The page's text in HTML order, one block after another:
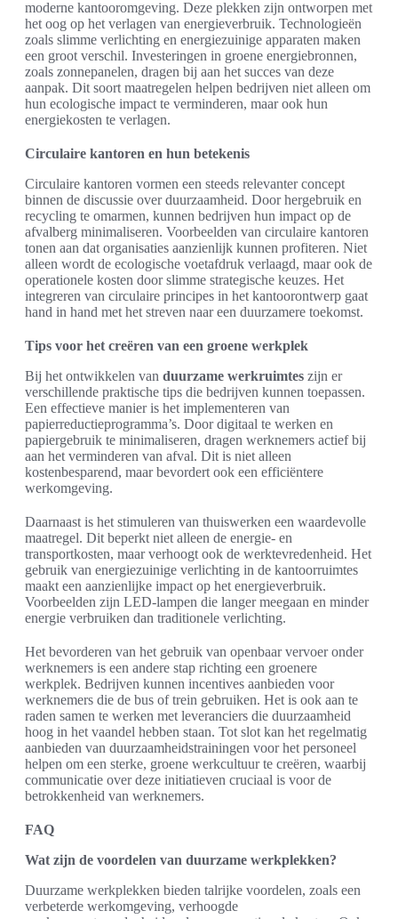
moderne kantooromgeving. Deze plekken zijn ontworpen met
het oog op het verlagen van energieverbruik. Technologieën
zoals slimme verlichting en energiezuinige apparaten maken
een groot verschil. Investeringen in groene energiebronnen,
zoals zonnepanelen, dragen bij aan het succes van deze
aanpak. Dit soort maatregelen helpen bedrijven niet alleen om
hun ecologische impact te verminderen, maar ook hun
energiekosten te verlagen.
Circulaire kantoren en hun betekenis
Circulaire kantoren vormen een steeds relevanter concept
binnen de discussie over duurzaamheid. Door hergebruik en
recycling te omarmen, kunnen bedrijven hun impact op de
afvalberg minimaliseren. Voorbeelden van circulaire kantoren
tonen aan dat organisaties aanzienlijk kunnen profiteren. Niet
alleen wordt de ecologische voetafdruk verlaagd, maar ook de
operationele kosten door slimme strategische keuzes. Het
integreren van circulaire principes in het kantoorontwerp gaat
hand in hand met het streven naar een duurzamere toekomst.
Tips voor het creëren van een groene werkplek
Bij het ontwikkelen van duurzame werkruimtes zijn er
verschillende praktische tips die bedrijven kunnen toepassen.
Een effectieve manier is het implementeren van
papierreductieprogramma’s. Door digitaal te werken en
papiergebruik te minimaliseren, dragen werknemers actief bij
aan het verminderen van afval. Dit is niet alleen
kostenbesparend, maar bevordert ook een efficiëntere
werkomgeving.
Daarnaast is het stimuleren van thuiswerken een waardevolle
maatregel. Dit beperkt niet alleen de energie- en
transportkosten, maar verhoogt ook de werktevredenheid. Het
gebruik van energiezuinige verlichting in de kantoorruimtes
maakt een aanzienlijke impact op het energieverbruik.
Voorbeelden zijn LED-lampen die langer meegaan en minder
energie verbruiken dan traditionele verlichting.
Het bevorderen van het gebruik van openbaar vervoer onder
werknemers is een andere stap richting een groenere
werkplek. Bedrijven kunnen incentives aanbieden voor
werknemers die de bus of trein gebruiken. Het is ook aan te
raden samen te werken met leveranciers die duurzaamheid
hoog in het vaandel hebben staan. Tot slot kan het regelmatig
aanbieden van duurzaamheidstrainingen voor het personeel
helpen om een sterke, groene werkcultuur te creëren, waarbij
communicatie over deze initiatieven cruciaal is voor de
betrokkenheid van werknemers.
FAQ
Wat zijn de voordelen van duurzame werkplekken?
Duurzame werkplekken bieden talrijke voordelen, zoals een
verbeterde werkomgeving, verhoogde